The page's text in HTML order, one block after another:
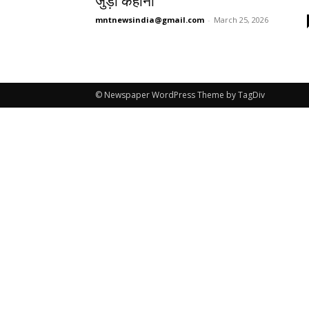
mntnewsindia@gmail.com - March 25, 2026
© Newspaper WordPress Theme by TagDiv